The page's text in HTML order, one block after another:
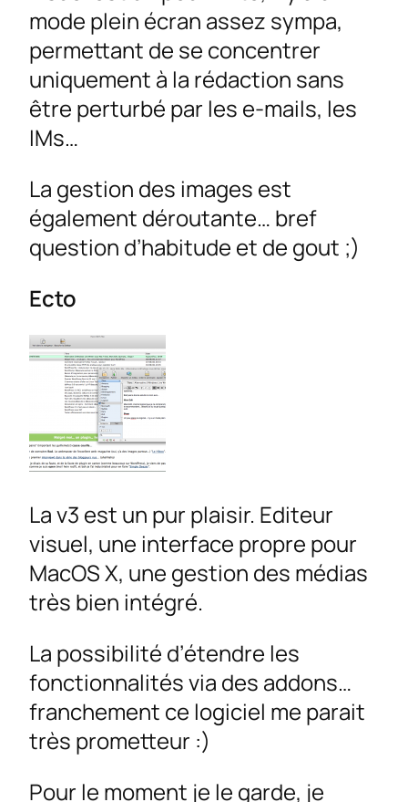
mode plein écran assez sympa,
permettant de se concentrer
uniquement à la rédaction sans
être perturbé par les e-mails, les
IMs…
La gestion des images est
également déroutante… bref
question d’habitude et de gout ;)
Ecto
La v3 est un pur plaisir. Editeur
visuel, une interface propre pour
MacOS X, une gestion des médias
très bien intégré.
La possibilité d’étendre les
fonctionnalités via des addons…
franchement ce logiciel me parait
très prometteur :)
Pour le moment je le garde, je